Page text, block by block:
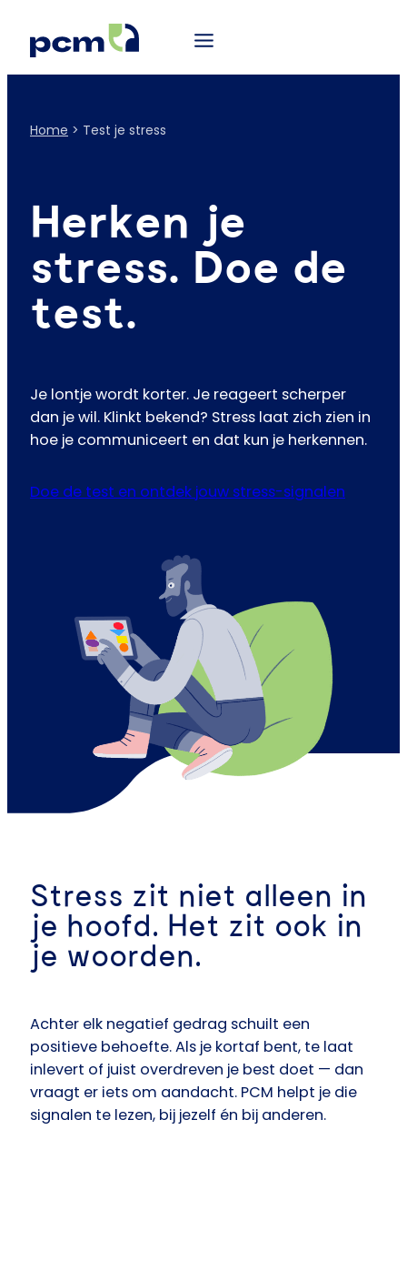
Home > Test je stress
Herken je
stress. Doe de
test.
Je lontje wordt korter. Je reageert scherper
dan je wil. Klinkt bekend? Stress laat zich zien in
hoe je communiceert en dat kun je herkennen.
Doe de test en ontdek jouw stress-signalen
Stress zit niet alleen in
je hoofd. Het zit ook in
je woorden.
Achter elk negatief gedrag schuilt een
positieve behoefte. Als je kortaf bent, te laat
inlevert of juist overdreven je best doet — dan
vraagt er iets om aandacht. PCM helpt je die
signalen te lezen, bij jezelf én bij anderen.